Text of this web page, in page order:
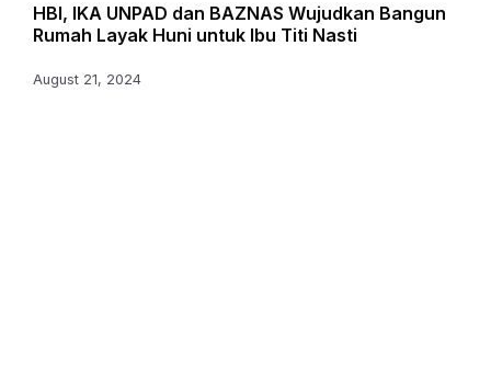
HBI, IKA UNPAD dan BAZNAS Wujudkan Bangun
Rumah Layak Huni untuk Ibu Titi Nasti
August 21, 2024